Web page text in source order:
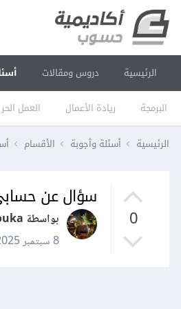
الرئيسية دروس ومقالات
البرمجة ريادة الأعمال العمل الحر
الرئيسية أسئلة وأجوبة الأقسام
0
سؤال عن
بواسطة Taym Allahe Bouka
8 سبتمبر 2025